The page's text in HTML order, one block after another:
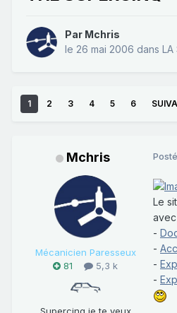
Par Mchris
le 26 mai 2006 dans LA
1 2 3 4 5 6
Mchris
Mécanicien Paresseux
81
5,3 k
Le
-
-
-
-